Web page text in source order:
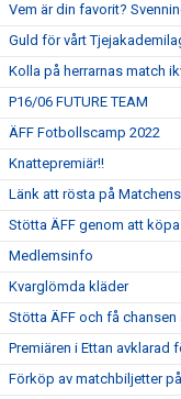
Vem är din favorit?
Guld för vårt
Kolla på herrarnas match
P16/06 FUTURE TEAM
ÄFF Fotbollscamp 2022
Knattepremiär!!
Länk att rösta på
Stötta ÄFF genom att
Medlemsinfo
Kvarglömda kläder
Stötta ÄFF och få chansen
Premiären i Ettan avklarad
Förköp av matchbiljetter